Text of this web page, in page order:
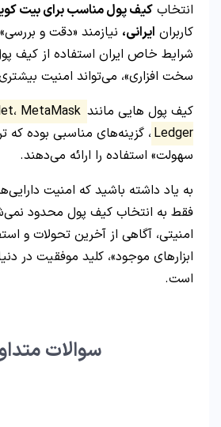
انتخاب کیف پول مناسب برای بیت
کاربران ایرانی، نیازمند «دقت و
شرایط خاص ایران استفاده از کیف
سخت‌ افزاری»، می‌تواند امنیت
کیف پول‌ هایی مانند
Ledger ، گزینه‌های مناسبی بوده که
سهولت» استفاده را ارائه می‌دهند.
به یاد داشته باشید که امنیت
فقط به انتخاب کیف پول محدود
امنیتی، آگاهی از آخرین تحولات و
ابزارهای موجود»، کلید موفقیت در
است.
سوالات